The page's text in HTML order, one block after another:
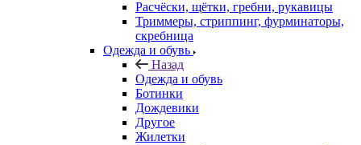
Расчёски, щётки, гребни, рукавицы
Триммеры, стриппинг, фурминаторы,
скребница
Одежда и обувь
Назад
Одежда и обувь
Ботинки
Дождевики
Другое
Жилетки